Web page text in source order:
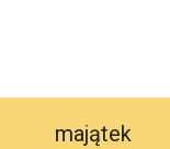
majątek